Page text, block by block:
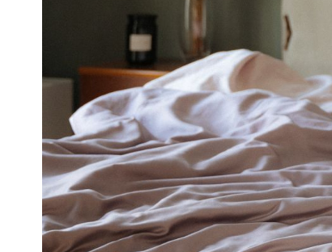
Если вам товар нужен
заказ. В таком случае мы
выдаче при самовывозе.
соответствующий пункт